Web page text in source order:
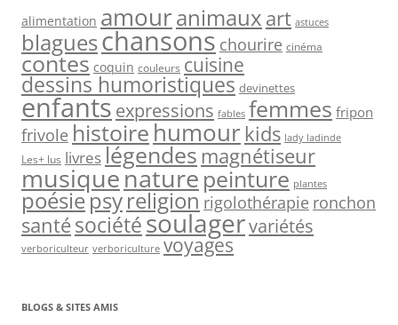
alimentation amouranimaux art astuces
blagueschansons chourire cinéma
contes coquin couleurs cuisine
dessins humoristiques devinettes
enfantsexpressions fables femmes fripon
frivole histoire humour kids lady ladinde
Les+ lus livreslégendes magnétiseur
musiquenature peinture plantes
poésiepsyreligion rigolothérapie ronchon
santésociétésoulagervariétés
verboriculteur verboriculture voyages
BLOGS & SITES AMIS